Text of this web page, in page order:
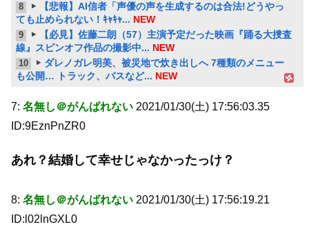
8
【悲報】AI信者「声優の声を生成するのは合法!どうやっ
ても止められない！ｷｬｷｬ... NEW
9
【必見】佐藤二朗（57）主演予定だった映画『踊る大捜査
線』スピンオフ作品の撮影中... NEW
10
ダレノガレ明美、被災地で炊き出しへ 7種類のメニュー
も公開… トラック、バスなど... NEW
7: 名無し＠がんばれない 2021/01/30(土) 17:56:03.35
ID:9EznPnZR0
あれ？結婚して幸せじゃなかったっけ？
8: 名無し＠がんばれない 2021/01/30(土) 17:56:19.21
ID:l02lnGXL0